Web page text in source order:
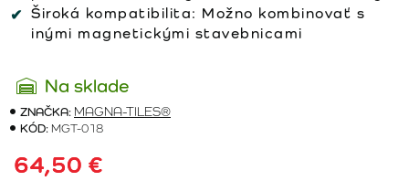
Široká kompatibilita: Možno kombinovať s
inými magnetickými stavebnicami
Na sklade
ZNAČKA: MAGNA-TILES®
KÓD: MGT-018
64,50 €